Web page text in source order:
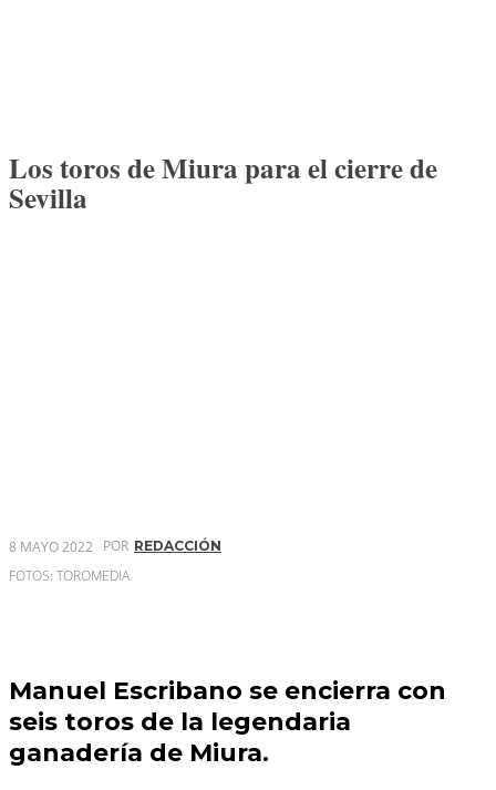
Los toros de Miura para el cierre de
Sevilla
8 MAYO 2022 POR REDACCIÓN
FOTOS: TOROMEDIA
Manuel Escribano se encierra con
seis toros de la legendaria
ganadería de Miura.